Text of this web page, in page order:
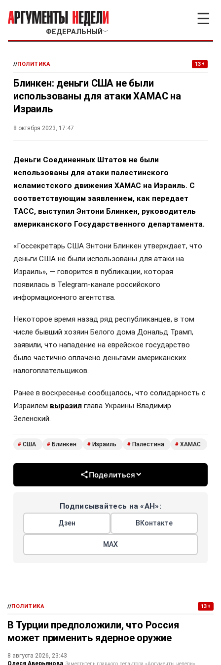
ФЕДЕРАЛЬНЫЙ ﹀
☰
//ПОЛИТИКА 13+
Блинкен: деньги США не были
использованы для атаки ХАМАС на
Израиль
8 октября 2023, 17:47
Деньги Соединенных Штатов не были
использованы для атаки палестинского
исламистского движения ХАМАС на Израиль. С
соответствующим заявлением, как передает
ТАСС, выступил Энтони Блинкен, руководитель
американского Государственного департамента.
«Госсекретарь США Энтони Блинкен утверждает, что
деньги США не были использованы для атаки на
Израиль», — говорится в публикации, которая
появилась в Telegram-канале российского
информационного агентства.
Некоторое время назад ряд республиканцев, в том
числе бывший хозяин Белого дома Дональд Трамп,
заявили, что нападение на еврейское государство
было частично оплачено деньгами американских
налогоплательщиков.
Ранее в воскресенье сообщалось, что солидарность с
Израилем выразил глава Украины Владимир
Зеленский.
# США # Блинкен # Израиль # Палестина # ХАМАС
Поделиться
Подписывайтесь на «АН»:
Дзен ВКонтакте
МАХ
//ПОЛИТИКА 13+
В Турции предположили, что Россия
может применить ядерное оружие
8 августа 2026, 23:43
Олеся Аверьянова Заместитель главного редактора «Аргументы недели».